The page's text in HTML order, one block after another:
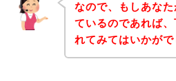
なので、もしあな
ているのであれば
れてみてはいかがで